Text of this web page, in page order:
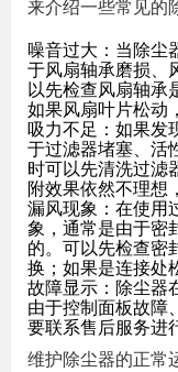
来介绍一些常见的
噪音过大：当除尘
于风扇轴承磨损、
以先检查风扇轴承
如果风扇叶片松动
吸力不足：如果发
于过滤器堵塞、活
时可以先清洗过滤
附效果依然不理想
漏风现象：在使用
象，通常是由于密
的。可以先检查密
换；如果是连接处
故障显示：除尘器
由于控制面板故障
要联系售后服务进
维护除尘器的正常